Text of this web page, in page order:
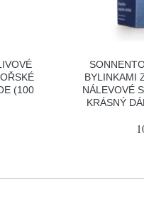
(100
BYLINKAMI
NÁLEVOVÉ
KRÁSNÝ